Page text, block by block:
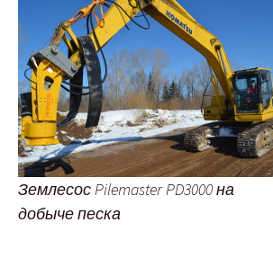
Землесос Pilemaster PD3000 на
добыче песка